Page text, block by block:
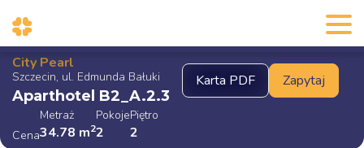
City Pearl
Szczecin, ul. Edmunda Bałuki
Aparthotel B2_A.2.3
Cena
Metraż
34.78 m2
Pokoje
2
Piętro
2